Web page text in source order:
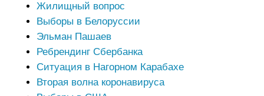
Жилищный вопрос
Выборы в Белоруссии
Эльман Пашаев
Ребрендинг Сбербанка
Ситуация в Нагорном Карабахе
Вторая волна коронавируса